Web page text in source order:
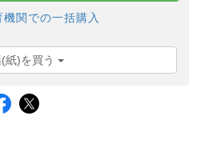
関での一括購入
紙)を買う